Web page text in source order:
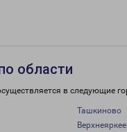
области
в следующие
Ташкиново